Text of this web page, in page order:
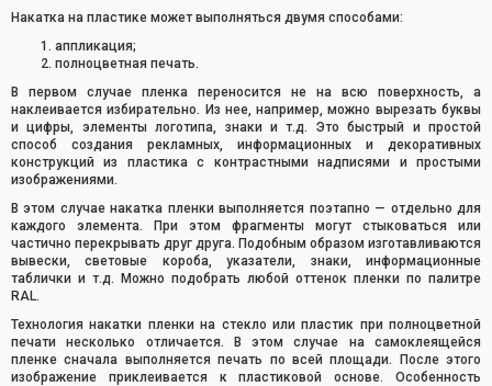
Накатка на пластике может выполняться двумя способами:
аппликация;
полноцветная печать.
В первом случае пленка переносится не на всю поверхность, а
наклеивается избирательно. Из нее, например, можно вырезать буквы
и цифры, элементы логотипа, знаки и т.д. Это быстрый и простой
способ создания рекламных, информационных и декоративных
конструкций из пластика с контрастными надписями и простыми
изображениями.
В этом случае накатка пленки выполняется поэтапно — отдельно для
каждого элемента. При этом фрагменты могут стыковаться или
частично перекрывать друг друга. Подобным образом изготавливаются
вывески, световые короба, указатели, знаки, информационные
таблички и т.д. Можно подобрать любой оттенок пленки по палитре
RAL.
Технология накатки пленки на стекло или пластик при полноцветной
печати несколько отличается. В этом случае на самоклеящейся
пленке сначала выполняется печать по всей площади. После этого
изображение приклеивается к пластиковой основе. Особенность